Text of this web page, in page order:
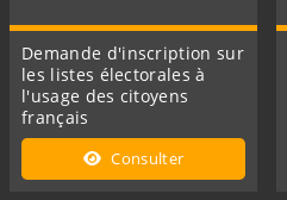
Demande d'inscription sur
les listes électorales à
l'usage des citoyens
français
Consulter